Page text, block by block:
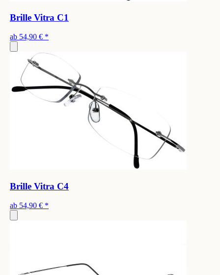
Brille Vitra C1
ab 54,90 € *
Brille Vitra C4
ab 54,90 € *